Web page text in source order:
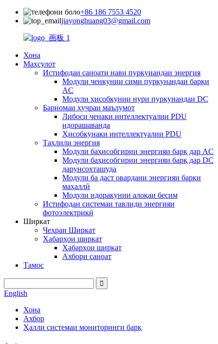
+86 186 7553 4520
jiayonghuang03@gmail.com
Хона
Маҳсулот
Истифодаи саноати нави пуркунандаи энергия
Модули ченкунии сими пуркунандаи барқи
AC
Модули ҳисобкунии нури пуркунандаи DC
Барномаи ҳуҷраи маълумот
Либоси ченаки интеллектуалии PDU
идорашаванда
Ҳисобкунаки интеллектуалии PDU
Таҳлили энергия
Модули баҳисобгирии энергияи барқ ​​​​дар AC
Модули баҳисобгирии энергияи барқ ​​​​дар DC
дарунсохташуда
Модули ба даст овардани энергияи барқи
маҳаллӣ
Модули идоракунии алоқаи бесим
Истифодаи системаи тавлиди энергияи
фотоэлектрикӣ
Ширкат
Чеҳраи Ширкат
Хабарҳои ширкат
Хабарҳои ширкат
Ахбори саноат
Тамос
English
Хона
Ахбор
Ҳалли системаи мониторинги барқ